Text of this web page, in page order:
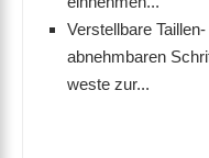
Verstellbare
abnehmbaren
weste zur...